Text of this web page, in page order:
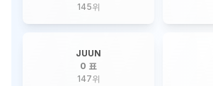
145위
JUUN
0 표
147위